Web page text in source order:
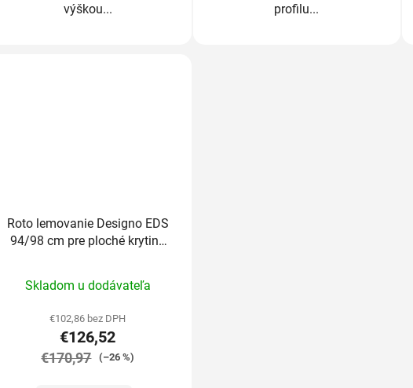
výškou...
profilu...
Roto lemovanie Designo EDS
94/98 cm pre ploché krytiny
hodnotenie
produktu
je
5,0
Skladom u dodávateľa
€102,86 bez DPH
€126,52
€170,97 (–26 %)